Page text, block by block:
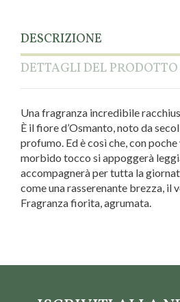
DESCRIZIONE
DETTAGLI DEL PRODOTTO
Una fragranza incredibile
È il fiore d’Osmanto, noto da
profumo. Ed è così che, con
morbido tocco si appoggerà
accompagnerà per tutta la
come una rasserenante brezza, il
Fragranza fiorita, agrumata.